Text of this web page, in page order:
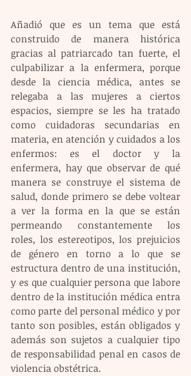
Añadió que es un tema que está
construido de manera histórica
gracias al patriarcado tan fuerte, el
culpabilizar a la enfermera, porque
desde la ciencia médica, antes se
relegaba a las mujeres a ciertos
espacios, siempre se les ha tratado
como cuidadoras secundarias en
materia, en atención y cuidados a los
enfermos: es el doctor y la
enfermera, hay que observar de qué
manera se construye el sistema de
salud, donde primero se debe voltear
a ver la forma en la que se están
permeando constantemente los
roles, los estereotipos, los prejuicios
de género en torno a lo que se
estructura dentro de una institución,
y es que cualquier persona que labore
dentro de la institución médica entra
como parte del personal médico y por
tanto son posibles, están obligados y
además son sujetos a cualquier tipo
de responsabilidad penal en casos de
violencia obstétrica.